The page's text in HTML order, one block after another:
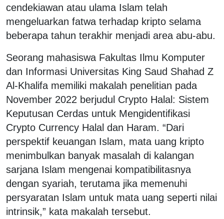
cendekiawan atau ulama Islam telah
mengeluarkan fatwa terhadap kripto selama
beberapa tahun terakhir menjadi area abu-abu.
Seorang mahasiswa Fakultas Ilmu Komputer
dan Informasi Universitas King Saud Shahad Z
Al-Khalifa memiliki makalah penelitian pada
November 2022 berjudul Crypto Halal: Sistem
Keputusan Cerdas untuk Mengidentifikasi
Crypto Currency Halal dan Haram. “Dari
perspektif keuangan Islam, mata uang kripto
menimbulkan banyak masalah di kalangan
sarjana Islam mengenai kompatibilitasnya
dengan syariah, terutama jika memenuhi
persyaratan Islam untuk mata uang seperti nilai
intrinsik,” kata makalah tersebut.